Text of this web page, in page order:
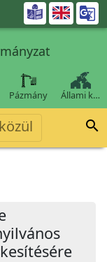

Pázmány Állami k…
